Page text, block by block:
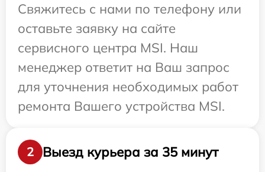
Свяжитесь с нами по телефону или
оставьте заявку на сайте
сервисного центра MSI. Наш
менеджер ответит на Ваш запрос
для уточнения необходимых работ
ремонта Вашего устройства MSI.
2
Выезд курьера за 35 минут